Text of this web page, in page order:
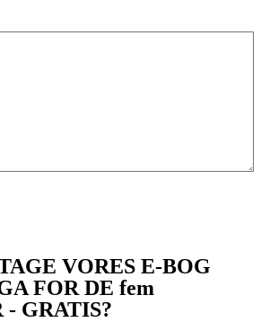
VORES E-BOG
FOR DE fem
GRATIS?